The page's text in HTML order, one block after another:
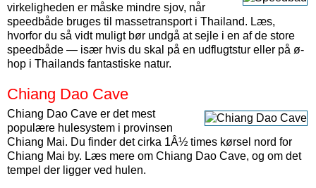
virkeligheden er måske mindre sjov, når
speedbåde bruges til massetransport i Thailand. Læs,
hvorfor du så vidt muligt bør undgå at sejle i en af de store
speedbåde — især hvis du skal på en udflugtstur eller på ø-
hop i Thailands fantastiske natur.
Chiang Dao Cave
Chiang Dao Cave er det mest
populære hulesystem i provinsen
Chiang Mai. Du finder det cirka 1Â½ times kørsel nord for
Chiang Mai by. Læs mere om Chiang Dao Cave, og om det
tempel der ligger ved hulen.